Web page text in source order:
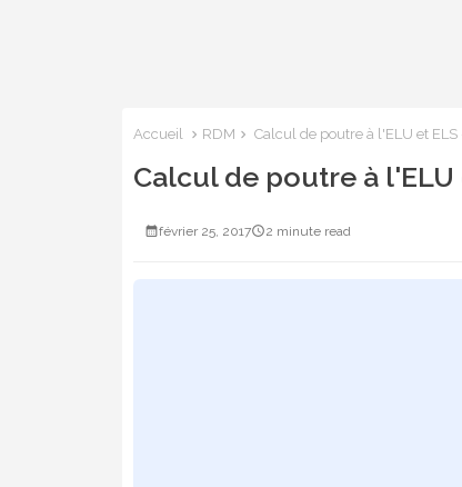
Accueil RDM Calcul de poutre à l'ELU et
Calcul de poutre à
février 25, 2017 2 minute read